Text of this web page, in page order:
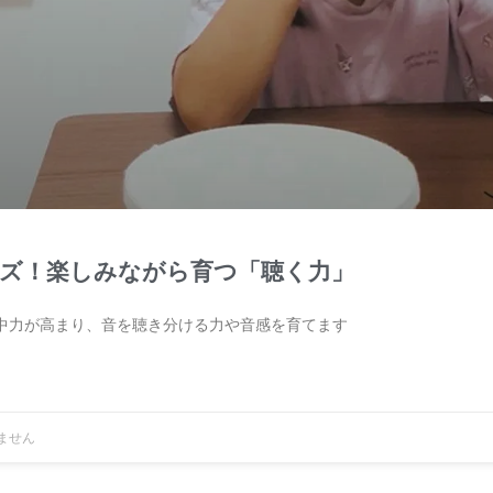
！楽しみながら育つ「聴く力」
が高まり、音を聴き分ける力や音感を育てます
せん